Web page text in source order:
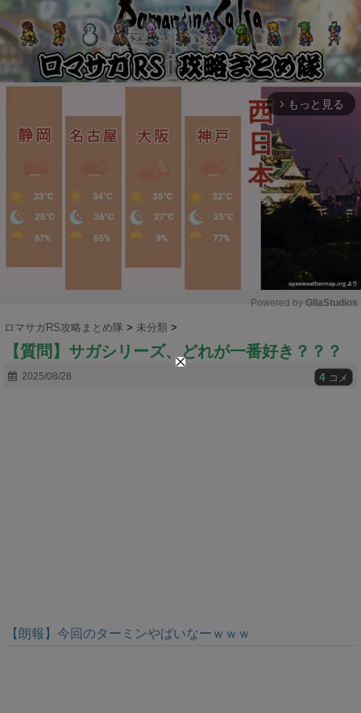
arrow_forward_ios もっと見る
u
Powered by GliaStudios
ロマサガRS攻略まとめ隊 > 未分類 >
【質問】サガシリーズ、どれが一番好き？？？
2025/08/28 4 コメ
【朗報】今回のターミンやばいなーｗｗｗ